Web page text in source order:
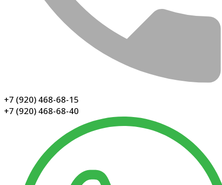
+7 (920) 468-68-15
+7 (920) 468-68-40